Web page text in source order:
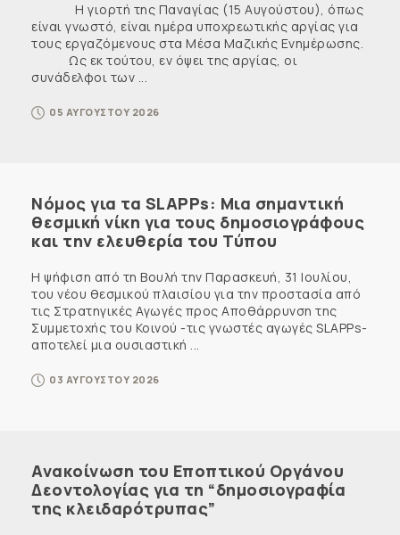
Η γιορτή της Παναγίας (15 Αυγούστου), όπως
είναι γνωστό, είναι ημέρα υποχρεωτικής αργίας για
τους εργαζόμενους στα Μέσα Μαζικής Ενημέρωσης.
Ως εκ τούτου, εν όψει της αργίας, οι
συνάδελφοι των ...
05 ΑΥΓΟΥΣΤΟΥ 2026
Νόμος για τα SLAPPs: Μια σημαντική
θεσμική νίκη για τους δημοσιογράφους
και την ελευθερία του Τύπου
Η ψήφιση από τη Βουλή την Παρασκευή, 31 Ιουλίου,
του νέου θεσμικού πλαισίου για την προστασία από
τις Στρατηγικές Αγωγές προς Αποθάρρυνση της
Συμμετοχής του Κοινού -τις γνωστές αγωγές SLAPPs-
αποτελεί μια ουσιαστική ...
03 ΑΥΓΟΥΣΤΟΥ 2026
Ανακοίνωση του Εποπτικού Οργάνου
Δεοντολογίας για τη “δημοσιογραφία
της κλειδαρότρυπας”